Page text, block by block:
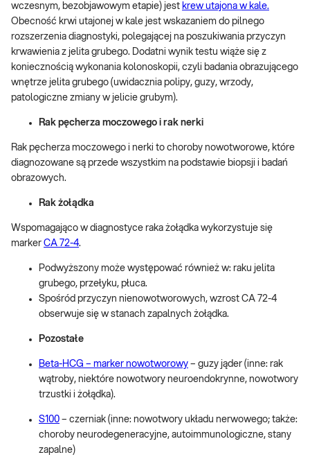
wczesnym, bezobjawowym etapie) jest krew utajona w kale.
Obecność krwi utajonej w kale jest wskazaniem do pilnego
rozszerzenia diagnostyki, polegającej na poszukiwania przyczyn
krwawienia z jelita grubego. Dodatni wynik testu wiąże się z
koniecznością wykonania kolonoskopii, czyli badania obrazującego
wnętrze jelita grubego (uwidacznia polipy, guzy, wrzody,
patologiczne zmiany w jelicie grubym).
Rak pęcherza moczowego i rak nerki
Rak pęcherza moczowego i nerki to choroby nowotworowe, które
diagnozowane są przede wszystkim na podstawie biopsji i badań
obrazowych.
Rak żołądka
Wspomagająco w diagnostyce raka żołądka wykorzystuje się
marker CA 72-4.
Podwyższony może występować również w: raku jelita
grubego, przełyku, płuca.
Spośród przyczyn nienowotworowych, wzrost CA 72-4
obserwuje się w stanach zapalnych żołądka.
Pozostałe
Beta-HCG – marker nowotworowy – guzy jąder (inne: rak
wątroby, niektóre nowotwory neuroendokrynne, nowotwory
trzustki i żołądka).
S100 – czerniak (inne: nowotwory układu nerwowego; także:
choroby neurodegeneracyjne, autoimmunologiczne, stany
zapalne)